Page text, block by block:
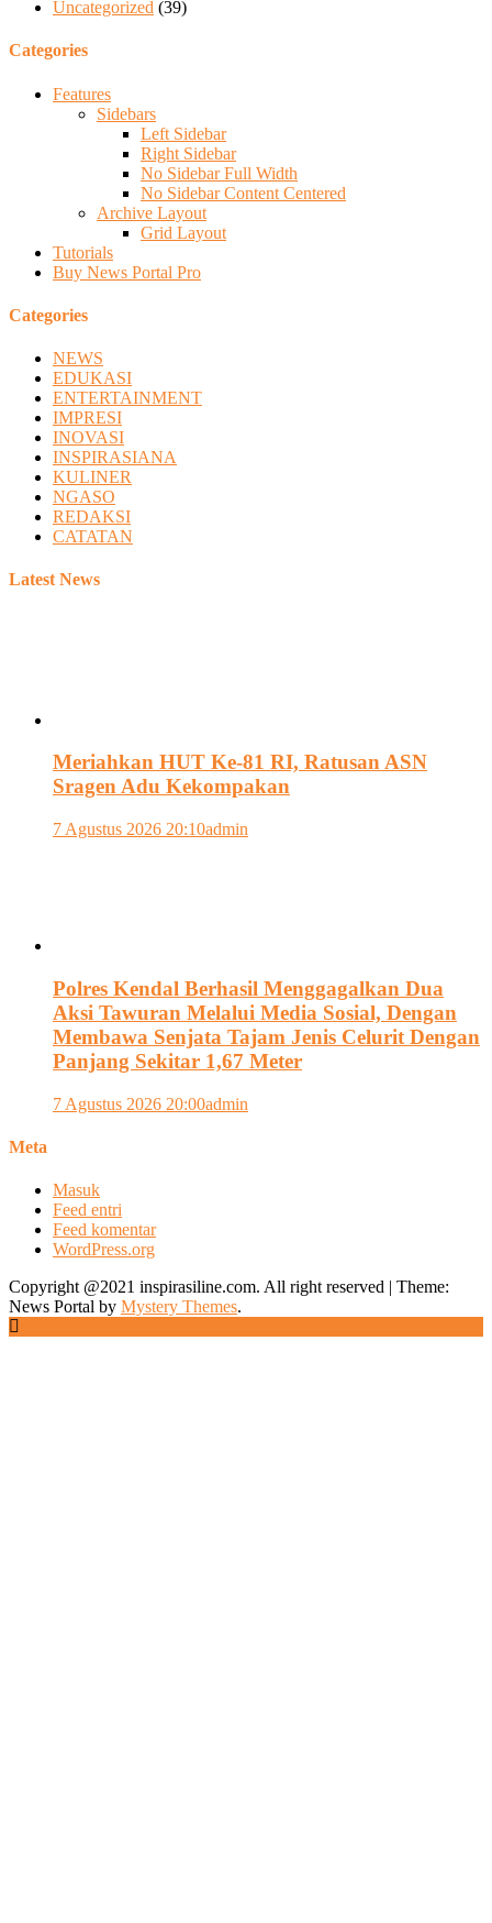
Uncategorized (39)
Categories
Features
Sidebars
Left Sidebar
Right Sidebar
No Sidebar Full Width
No Sidebar Content Centered
Archive Layout
Grid Layout
Tutorials
Buy News Portal Pro
Categories
NEWS
EDUKASI
ENTERTAINMENT
IMPRESI
INOVASI
INSPIRASIANA
KULINER
NGASO
REDAKSI
CATATAN
Latest News
Meriahkan HUT Ke-81 RI, Ratusan ASN
Sragen Adu Kekompakan
7 Agustus 2026 20:10admin
Polres Kendal Berhasil Menggagalkan Dua
Aksi Tawuran Melalui Media Sosial, Dengan
Membawa Senjata Tajam Jenis Celurit Dengan
Panjang Sekitar 1,67 Meter
7 Agustus 2026 20:00admin
Meta
Masuk
Feed entri
Feed komentar
WordPress.org
Copyright @2021 inspirasiline.com. All right reserved | Theme:
News Portal by Mystery Themes.